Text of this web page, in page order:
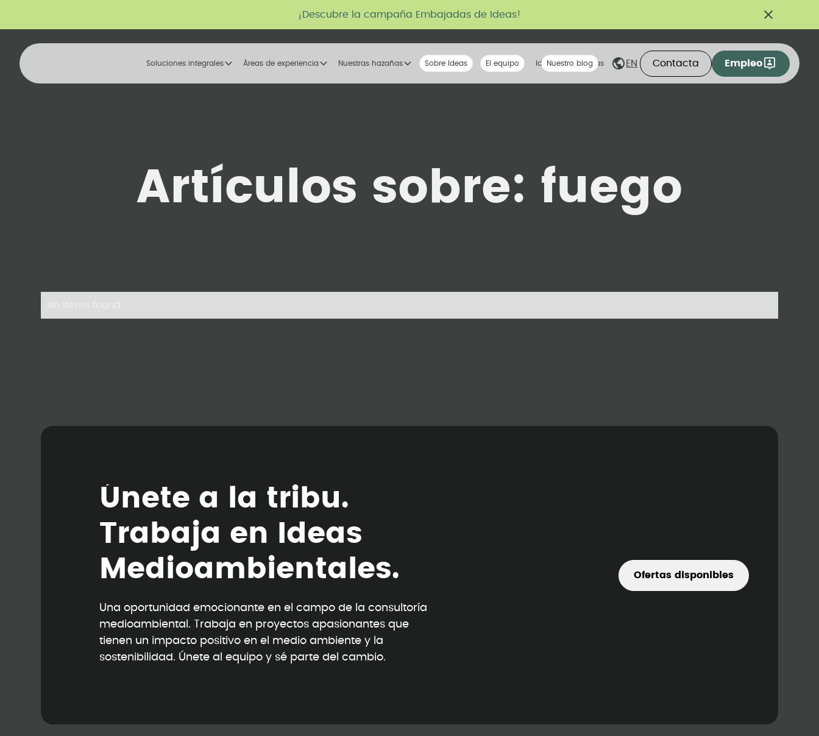
¡Descubre la campaña Embajadas de Ideas!
Soluciones integrales Áreas de experiencia Nuestras hazañas Nuestra voz
Sobre Ideas La tribu
El equipo Ideas compartidas
Nuestro blog EN Contacta Empleo
Artículos sobre: fuego
Únete a a tribu.
Trabaja en deas
M edioambienta es.
Una oportunidad emocionante en el campo de la consultoría
medioambiental. Trabaja en proyectos apasionantes que
tienen un impacto positivo en el medio ambiente y la
sostenibilidad. Únete al equipo y sé parte del cambio.
Ofertas disponibles